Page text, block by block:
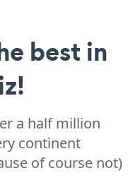
best in
a half million
continent
of course not)